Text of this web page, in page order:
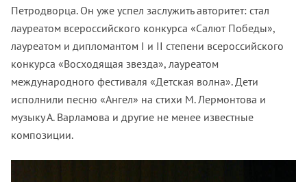
Петродворца. Он уже успел заслужить авторитет: стал
лауреатом всероссийского конкурса «Салют Победы»,
лауреатом и дипломантом I и II степени всероссийского
конкурса «Восходящая звезда», лауреатом
международного фестиваля «Детская волна». Дети
исполнили песню «Ангел» на стихи М. Лермонтова и
музыку А. Варламова и другие не менее известные
композиции.